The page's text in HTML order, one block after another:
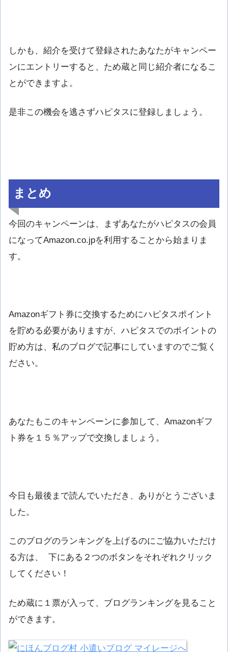
しかも、紹介を受けて登録されたあなたがキャンペー
ンにエントリーすると、ため蔵と同じ紹介者になるこ
とができますよ。
是非この機会を逃さずハピタスに登録しましょう。
まとめ
今回のキャンペーンは、まずあなたがハピタスの会員
になってAmazon.co.jpを利用することから始まりま
す。
Amazonギフト券に交換するためにハピタスポイント
を貯める必要がありますが、ハピタスでのポイントの
貯め方は、私のブログで記事にしていますのでご覧く
ださい。
あなたもこのキャンペーンに参加して、Amazonギフ
ト券を１５％アップで交換しましょう。
今日も最後まで読んでいただき、ありがとうございま
した。
このブログのランキングを上げるのにご協力いただけ
る方は、 下にある２つのボタンをそれぞれクリック
してください！
ため蔵に１票が入って、ブログランキングを見ること
ができます。